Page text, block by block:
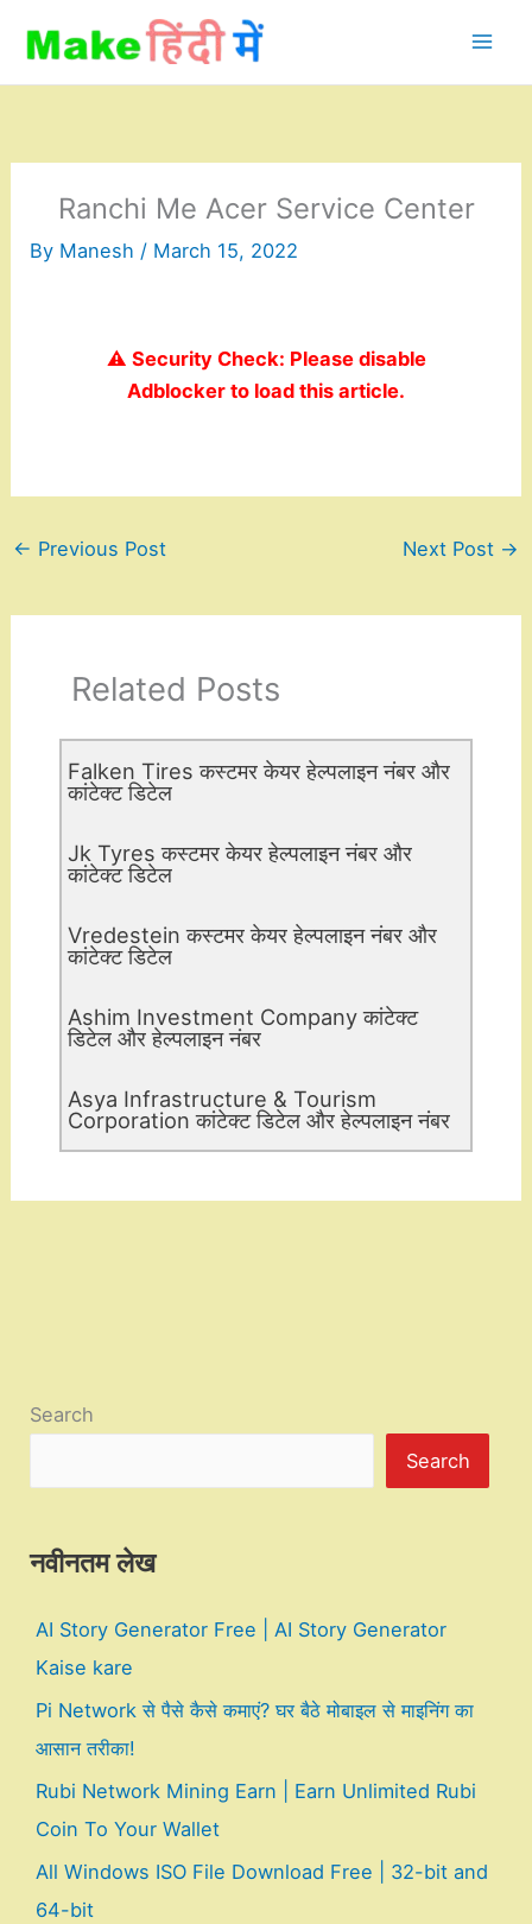
content
Ranchi Me Acer Service Center
By Manesh / March 15, 2022
⚠️ Security Check: Please disable
Adblocker to load this article.
← Previous Post Next Post →
Related Posts
Falken Tires कस्टमर केयर हेल्पलाइन नंबर और
कांटेक्ट डिटेल
Jk Tyres कस्टमर केयर हेल्पलाइन नंबर और
कांटेक्ट डिटेल
Vredestein कस्टमर केयर हेल्पलाइन नंबर और
कांटेक्ट डिटेल
Ashim Investment Company कांटेक्ट
डिटेल और हेल्पलाइन नंबर
Asya Infrastructure & Tourism
Corporation कांटेक्ट डिटेल और हेल्पलाइन नंबर
Search
Search
नवीनतम लेख
AI Story Generator Free | AI Story Generator
Kaise kare
Pi Network से पैसे कैसे कमाएं? घर बैठे मोबाइल से माइनिंग का
आसान तरीका!
Rubi Network Mining Earn | Earn Unlimited Rubi
Coin To Your Wallet
All Windows ISO File Download Free | 32-bit and
64-bit